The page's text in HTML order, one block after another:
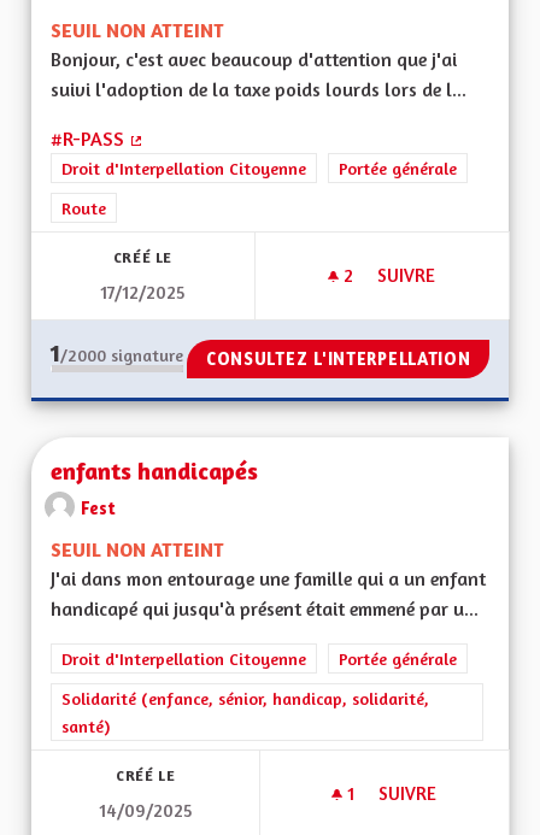
SEUIL NON ATTEINT
Bonjour, c'est avec beaucoup d'attention que j'ai
suivi l'adoption de la taxe poids lourds lors de l...
#R-PASS
(Lien externe)
Droit d'Interpellation Citoyenne
Portée générale
Route
CRÉÉ LE
17/12/2025
2 2 ABONNÉS
SUIVRE
1/2000 signature CONSULTEZ L'INTERPELLATION
enfants handicapés
Fest
SEUIL NON ATTEINT
J'ai dans mon entourage une famille qui a un enfant
handicapé qui jusqu'à présent était emmené par u...
Droit d'Interpellation Citoyenne
Portée générale
Solidarité (enfance, sénior, handicap, solidarité,
santé)
CRÉÉ LE
14/09/2025
1 1 ABONNÉ
SUIVRE